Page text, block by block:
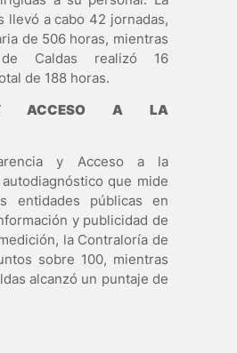
llevó a cabo 42 jornadas,
de 506 horas, mientras
Caldas realizó 16
de 188 horas.
Y ACCESO A LA
y Acceso a la
que mide
entidades públicas en
y publicidad de
la Contraloría de
sobre 100, mientras
alcanzó un puntaje de